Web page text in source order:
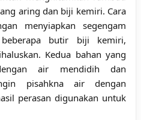
aring dan biji kemiri. Cara
menyiapkan segengam
butir biji kemiri,
Kedua bahan yang
air mendidih dan
pisahkna air dengan
perasan digunakan untuk